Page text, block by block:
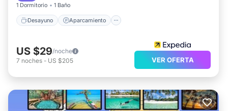
1 Dormitorio 1 Baño
Desayuno Aparcamiento
US $29/noche
7 noches - US $205 VER OFERTA